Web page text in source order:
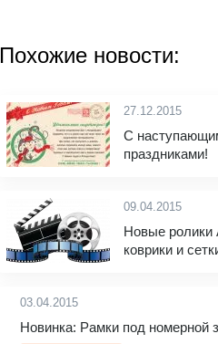
Похожие новости:
27.12.2015
С
праздниками!
09.04.2015
Новые ролики
коврики и
03.04.2015
Новинка: Рамки под номерной